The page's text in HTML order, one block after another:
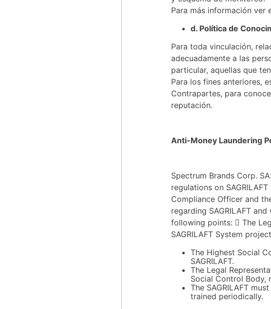
Para más información ver
d. Política de
Para toda vinculación,
adecuadamente a las
particular, aquellas que
Para los fines anteriores,
Contrapartes, para
reputación.
Anti-Money Laundering
Spectrum Brands Corp.
regulations on
Compliance Officer and
regarding SAGRILAFT
following points:  The
SAGRILAFT System
The Highest Social
SAGRILAFT.
The Legal
Social Control Body,
The SAGRILAFT
trained periodically.